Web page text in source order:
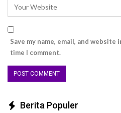
Save my name, email, and
time I comment.
Berita Populer